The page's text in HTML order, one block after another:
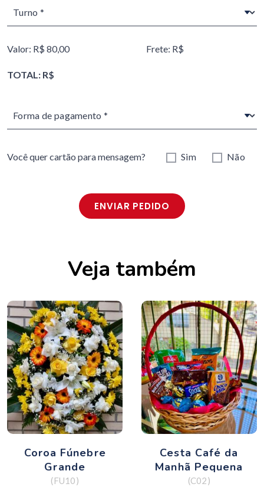
Valor: R$ 80,00 Frete: R$
TOTAL: R$
Você quer cartão para mensagem? Sim Não
ENVIAR PEDIDO
Veja também
Coroa Fúnebre
Grande
(FU10)
Cesta Café da
Manhã Pequena
(C02)